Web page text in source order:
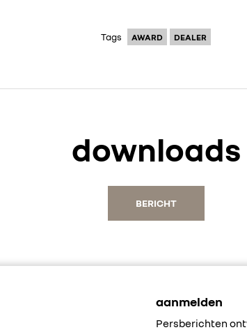
Tags AWARD DEALER
downloads
BERICHT
aanmelden
Persberichten